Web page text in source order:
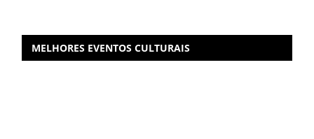
MELHORES EVENTOS CULTURAIS